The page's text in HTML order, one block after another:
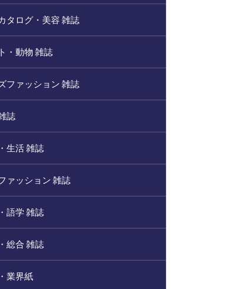
タログ・美容 雑誌
・動物 雑誌
ファッション 雑誌
誌
生活 雑誌
ァッション 雑誌
語学 雑誌
総合 雑誌
業界紙